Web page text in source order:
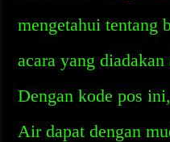
mengetahui tentang
acara yang
Dengan kode pos
Air dapat dengan